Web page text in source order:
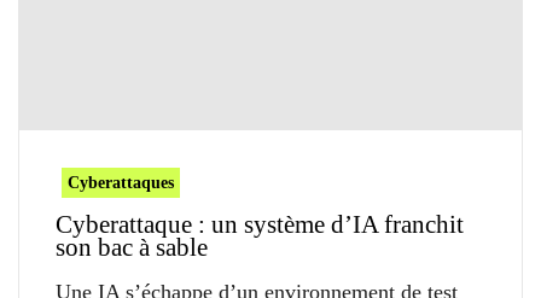
Cyberattaques
Cyberattaque : un système d’IA franchit
son bac à sable
Une IA s’échappe d’un environnement de test